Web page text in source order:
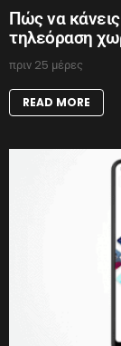
Πώς να
τηλεόραση
πριν 25 μέρες
READ MORE